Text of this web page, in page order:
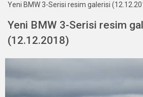
Yeni BMW 3-Serisi resim galerisi
Yeni BMW 3-Serisi resim
(12.12.2018)